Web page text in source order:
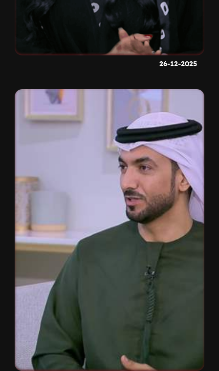
26-12-2025